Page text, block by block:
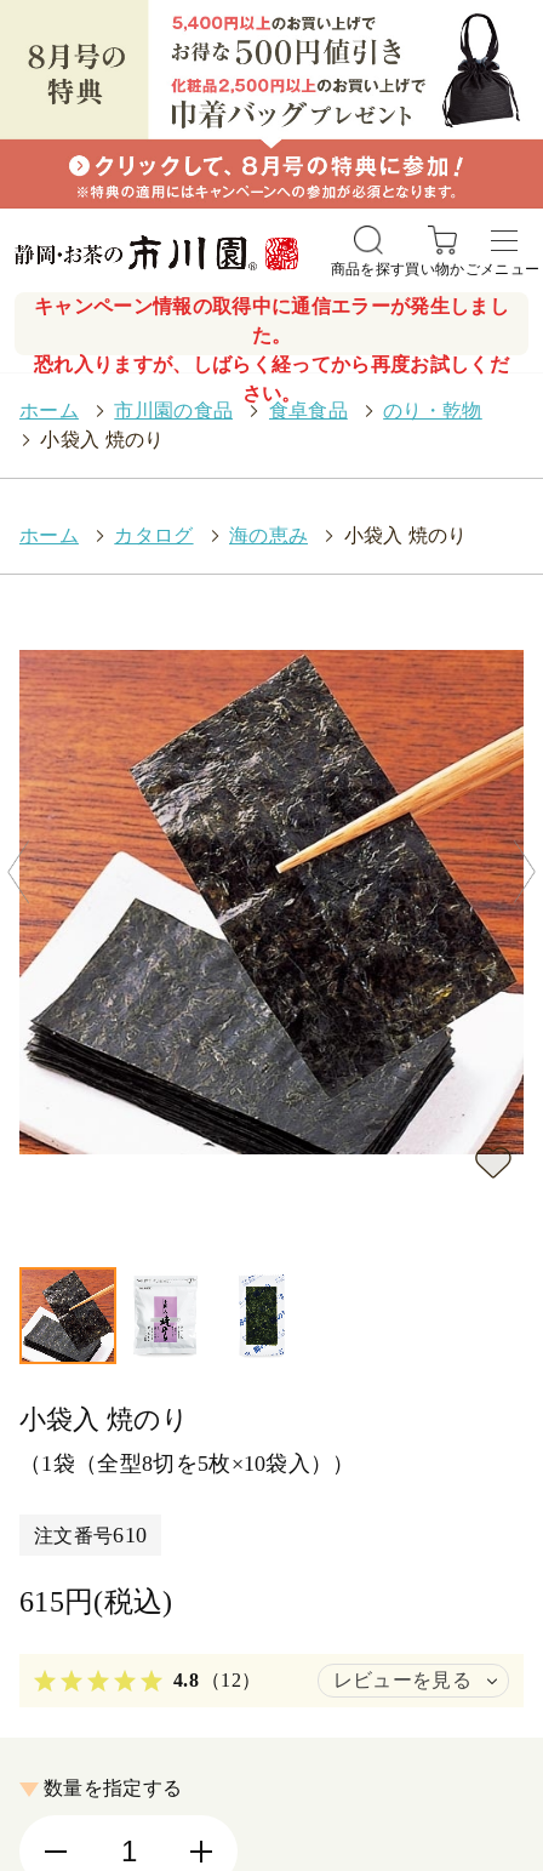
キャンペーン情報の取得中に通信エラーが発生しまし
た。
恐れ入りますが、しばらく経ってから再度お試しくだ
さい。
商品を探す買い物かごメニュー
ホーム > 市川園の食品 > 食卓食品 > のり・乾物
> 小袋入 焼のり
ホーム > カタログ > 海の恵み > 小袋入 焼のり
小袋入 焼のり
（1袋（全型8切を5枚×10袋入））
注文番号610
615円(税込)
4.8 （12） レビューを見る
数量を指定する